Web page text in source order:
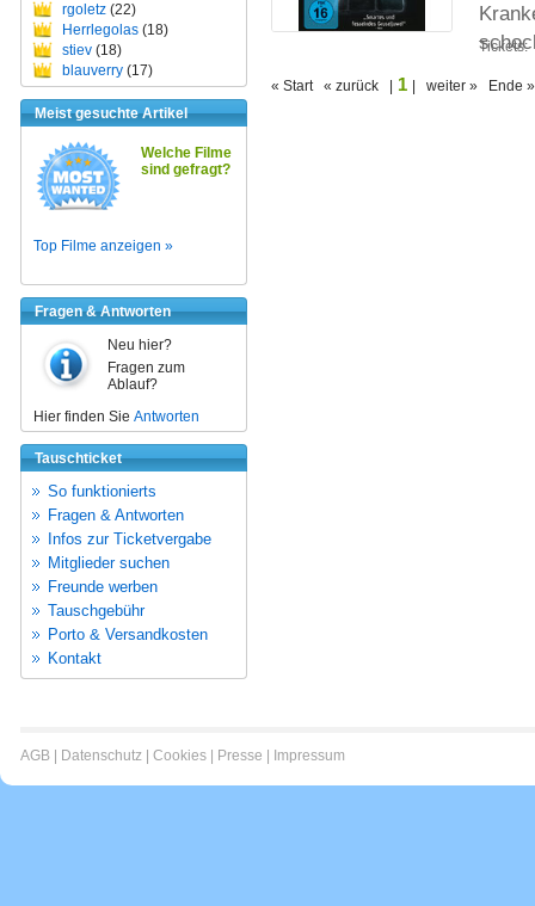
rgoletz (22)
Herrlegolas (18)
stiev (18)
blauverry (17)
Meist gesuchte Artikel
Welche Filme
sind gefragt?
Top Filme anzeigen »
Fragen & Antworten
Neu hier?
Fragen zum
Ablauf?
Hier finden Sie Antworten
Tauschticket
So funktionierts
Fragen & Antworten
Infos zur Ticketvergabe
Mitglieder suchen
Freunde werben
Tauschgebühr
Porto & Versandkosten
Kontakt
Tickets:
« Start « zurück | 1 | weiter » Ende »
AGB Datenschutz Cookies Presse Impressum